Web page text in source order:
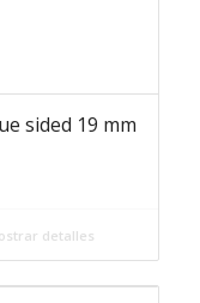
sided 19 mm
detalles